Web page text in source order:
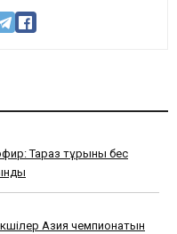
Тараз тұрғыны бес
Азия чемпионатын